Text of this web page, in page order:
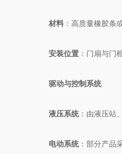
材料 ：高质量橡胶条
安装位置 ：门扇与门
驱动与控制系统
液压系统：由液压站
电动系统：部分产品